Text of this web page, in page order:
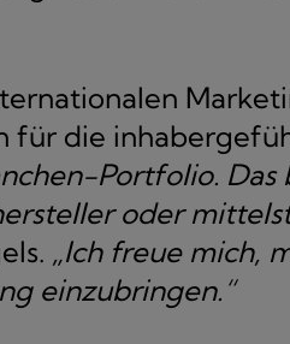
für die
Portfolio.
oder
„Ich freue mich,
einzubringen.“